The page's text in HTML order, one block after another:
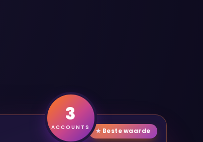
★ Beste waarde
3
ACCOUNTS